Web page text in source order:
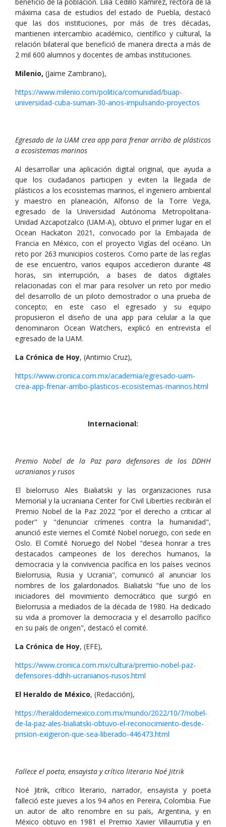
máxima casa de estudios del estado de Puebla, destacó
que las dos instituciones, por más de tres décadas,
mantienen intercambio académico, científico y cultural, la
relación bilateral que benefició de manera directa a más de
2 mil 600 alumnos y docentes de ambas instituciones.
Milenio, (Jaime Zambrano),
https://www.milenio.com/politica/comunidad/buap-
universidad-cuba-suman-30-anos-impulsando-proyectos
Egresado de la UAM crea app para frenar arribo de plásticos
a ecosistemas marinos
Al desarrollar una aplicación digital original, que ayuda a
que los ciudadanos participen y eviten la llegada de
plásticos a los ecosistemas marinos, el ingeniero ambiental
y maestro en planeación, Alfonso de la Torre Vega,
egresado de la Universidad Autónoma Metropolitana-
Unidad Azcapotzalco (UAM-A), obtuvo el primer lugar en el
Ocean Hackaton 2021, convocado por la Embajada de
Francia en México, con el proyecto Vigías del océano. Un
reto por 263 municipios costeros. Como parte de las reglas
de ese encuentro, varios equipos accedieron durante 48
horas, sin interrupción, a bases de datos digitales
relacionadas con el mar para resolver un reto por medio
del desarrollo de un piloto demostrador o una prueba de
concepto; en este caso el egresado y su equipo
propusieron el diseño de una app para celular a la que
denominaron Ocean Watchers, explicó en entrevista el
egresado de la UAM.
La Crónica de Hoy, (Antimio Cruz),
https://www.cronica.com.mx/academia/egresado-uam-
crea-app-frenar-arribo-plasticos-ecosistemas-marinos.html
Internacional:
Premio Nobel de la Paz para defensores de los DDHH
ucranianos y rusos
El bielorruso Ales Bialiatski y las organizaciones rusa
Memorial y la ucraniana Center for Civil Liberties recibirán el
Premio Nobel de la Paz 2022 "por el derecho a criticar al
poder" y "denunciar crímenes contra la humanidad",
anunció este viernes el Comité Nobel noruego, con sede en
Oslo. El Comité Noruego del Nobel "desea honrar a tres
destacados campeones de los derechos humanos, la
democracia y la convivencia pacífica en los países vecinos
Bielorrusia, Rusia y Ucrania", comunicó al anunciar los
nombres de los galardonados. Bialiatski "fue uno de los
iniciadores del movimiento democrático que surgió en
Bielorrusia a mediados de la década de 1980. Ha dedicado
su vida a promover la democracia y el desarrollo pacífico
en su país de origen", destacó el comité.
La Crónica de Hoy, (EFE),
https://www.cronica.com.mx/cultura/premio-nobel-paz-
defensores-ddhh-ucranianos-rusos.html
El Heraldo de México, (Redacción),
https://heraldodemexico.com.mx/mundo/2022/10/7/nobel-
de-la-paz-ales-bialiatski-obtuvo-el-reconocimiento-desde-
prision-exigieron-que-sea-liberado-446473.html
Fallece el poeta, ensayista y crítico literario Noé Jitrik
Noé Jitrik, crítico literario, narrador, ensayista y poeta
falleció este jueves a los 94 años en Pereira, Colombia. Fue
un autor de alto renombre en su país, Argentina, y en
México obtuvo en 1981 el Premio Xavier Villaurrutia y en